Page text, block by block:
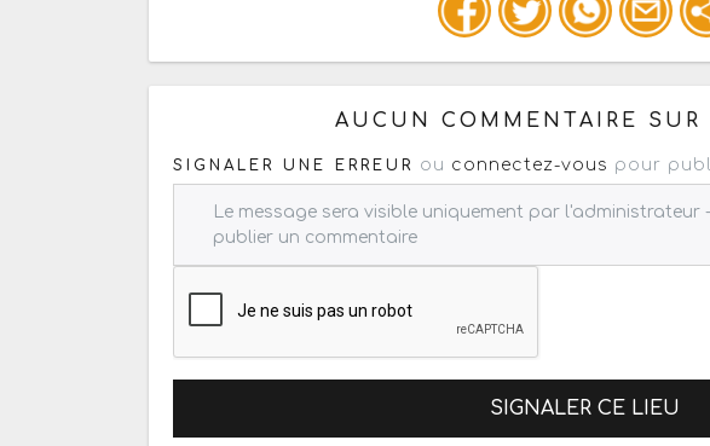
Ou copiez les infos ci-dessous pour un : mail
AUCUN COMMENTAIRE
SIGNALER UNE ERREUR ou connectez-vous pour
SIGNALER CE LIEU